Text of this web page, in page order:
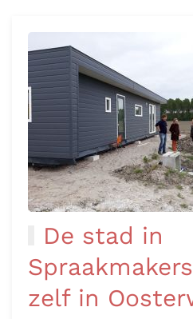
De stad in
zelf in